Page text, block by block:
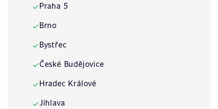
✓Praha 5
✓Brno
✓Bystřec
✓České Budějovice
✓Hradec Králové
✓Jihlava